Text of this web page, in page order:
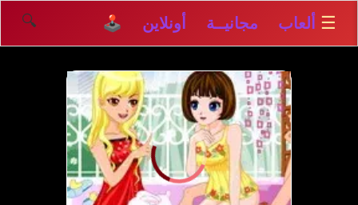
☰ ألعاب مجانيــة أونلاين 🕹️ 🔍
إلعــــب